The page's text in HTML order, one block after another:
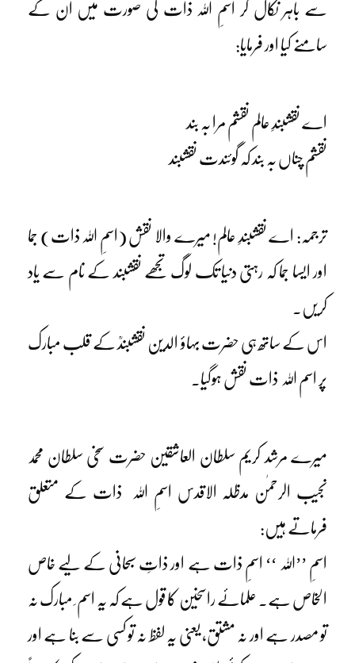
سے باہر نکال کر اسمِ اللہ ذات کی صورت میں ان کے
سامنے کیا اور فرمایا:
اے نقشبندِ عالم نقشم مرا بہ بند
نقشم چناں بہ بند کہ گوئندت نقشبند
ترجمہ: اے نقشبندِ عالم! میرے والا نقش (اسمِ اللہ ذات) جما
اور ایسا جما کہ رہتی دنیا تک لوگ تجھے نقشبند کے نام سے یاد
کریں۔
اس کے ساتھ ہی حضرت بہاؤ الدین نقشبندؒ کے قلب مبارک
پر اسم اللہ ذات نقش ہوگیا۔
میرے مرشد کریم سلطان العاشقین حضرت سخی سلطان محمد
نجیب الرحمٰن مدظلہ الاقدس اسمِ اللہ ذات کے متعلق
فرماتے ہیں:
اسمِ ’’اللہ ‘‘ اسمِ ذات ہے اور ذاتِ سبحانی کے لیے خاص
الخاص ہے۔ علمائے راسخین کا قول ہے کہ یہ اسم ِ مبارک نہ
تو مصدر ہے اور نہ مشتق، یعنی یہ لفظ نہ تو کسی سے بنا ہے اور